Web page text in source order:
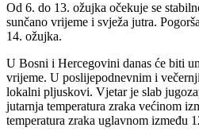
Od 6. do 13. ožujka očekuje se
sunčano vrijeme i svježa jutra.
14. ožujka.
U Bosni i Hercegovini danas će biti
vrijeme. U poslijepodnevnim i
lokalni pljuskovi. Vjetar je slab
jutarnja temperatura zraka većinom
temperatura zraka uglavnom između